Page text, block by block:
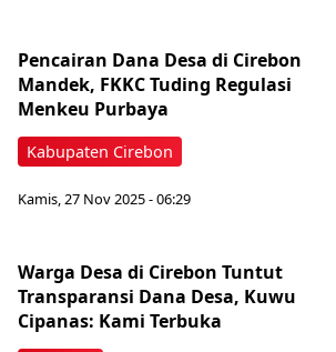
Kabupaten Cirebon
Pencairan Dana Desa di Cirebon
Mandek, FKKC Tuding Regulasi
Menkeu Purbaya
Kamis, 27 Nov 2025 - 06:29
Warga Desa di Cirebon Tuntut
Transparansi Dana Desa, Kuwu
Cipanas: Kami Terbuka